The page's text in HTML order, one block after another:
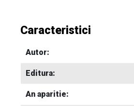
Caracteristici
Autor:
Editura:
An aparitie: